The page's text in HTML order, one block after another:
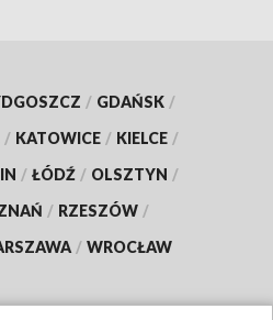
/ GDAŃSK /
/ KATOWICE / KIELCE /
/ ŁÓDŹ / OLSZTYN /
/ RZESZÓW /
/ WROCŁAW